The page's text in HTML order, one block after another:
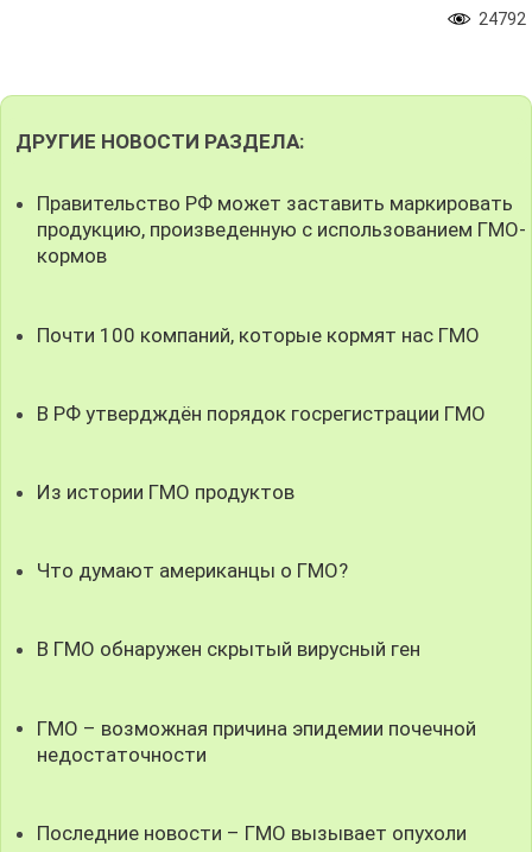
24792
ДРУГИЕ НОВОСТИ РАЗДЕЛА:
Правительство РФ может заставить маркировать
продукцию, произведенную с использованием ГМО-
кормов
Почти 100 компаний, которые кормят нас ГМО
В РФ утвердждён порядок госрегистрации ГМО
Из истории ГМО продуктов
Что думают американцы о ГМО?
В ГМО обнаружен скрытый вирусный ген
ГМО – возможная причина эпидемии почечной
недостаточности
Последние новости – ГМО вызывает опухоли